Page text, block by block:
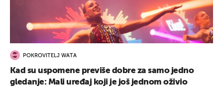
POKROVITELJ WATA
Kad su uspomene previše dobre za samo jedno
gledanje: Mali uređaj koji je još jednom oživio